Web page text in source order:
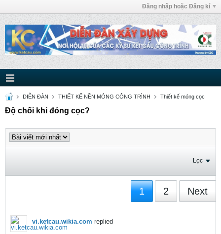
Đăng nhập hoặc Đăng kí
DIỄN ĐÀN THIẾT KẾ NỀN MÓNG CÔNG TRÌNH Thiết kế móng cọc
Độ chối khi đóng cọc?
Lọc
1 2 Next
vi.ketcau.wikia.com replied